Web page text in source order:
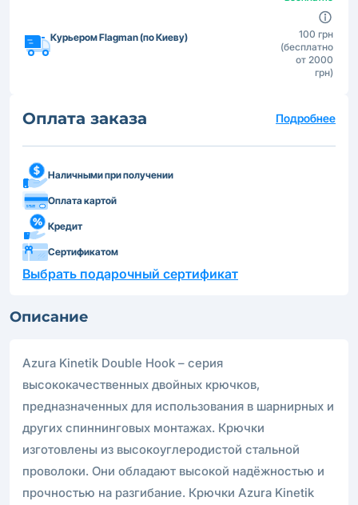
Курьером Flagman (по Киеву)
100 грн
(бесплатно
от 2000
грн)
Оплата заказа Подробнее
Наличными при получении
Оплата картой
Кредит
Сертификатом
Выбрать подарочный сертификат
Описание
Azura Kinetik Double Hook – серия
высококачественных двойных крючков,
предназначенных для использования в шарнирных и
других спиннинговых монтажах. Крючки
изготовлены из высокоуглеродистой стальной
проволоки. Они обладают высокой надёжностью и
прочностью на разгибание. Крючки Azura Kinetik